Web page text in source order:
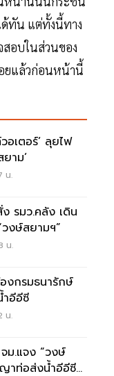
ด้ทัน แต่ทั้งนี้ทาง
สอบในส่วนของ
ยแล้วก่อนหน้านี้
อเตอร์’ ลุยไฟ
าม’
น.
ง รมว.คลัง เดิน
งษ์สยามฯ”
น.
งกรมธนารักษ์
อีอีซี
น.
ม.แจง “วงษ์
าท่อส่งน้ำอีอีซี